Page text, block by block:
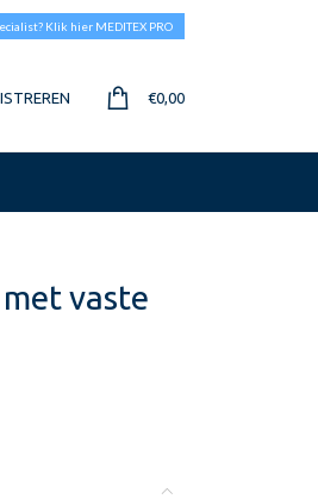
Klik hier MEDITEX PRO
€0,00
vaste